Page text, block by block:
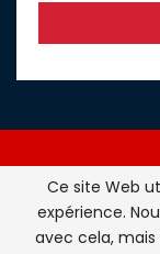
Atlasinfo.fr :
Maghreb ©
Ce site Web
expérience.
avec cela, mais